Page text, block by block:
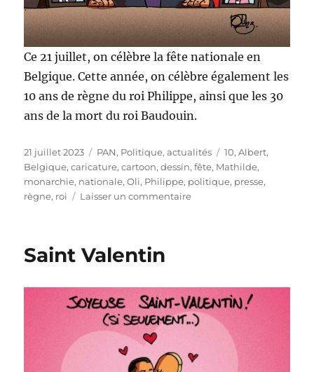
Ce 21 juillet, on célèbre la fête nationale en
Belgique. Cette année, on célèbre également les
10 ans de règne du roi Philippe, ainsi que les 30
ans de la mort du roi Baudouin.
Publié
le
21 juillet 2023 Catégories
PAN, Politique, actualités Étiquettes
10,Albert,
Belgique,caricature,cartoon,dessin,fête, Mathilde,
monarchie, nationale,Oli, Philippe, politique, presse,
règne, roi Laisser un commentairesur
Saint Valentin